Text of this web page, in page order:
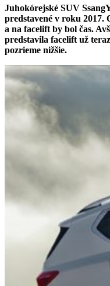
Juhokórejské SUV
predstavené v roku 2017.
a na facelift by bol čas.
predstavila facelift už
pozrieme nižšie.